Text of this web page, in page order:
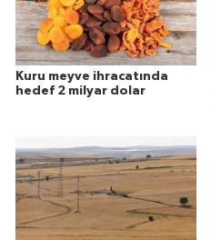
Kuru meyve ihracatında
hedef 2 milyar dolar